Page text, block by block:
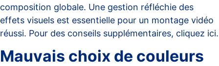
composition globale. Une gestion réfléchie des
effets visuels est essentielle pour un montage vidéo
réussi. Pour des conseils supplémentaires, cliquez ici.
Mauvais choix de couleurs